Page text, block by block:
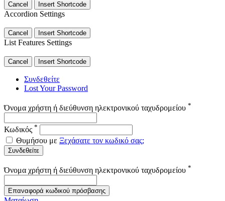
Cancel Insert Shortcode
Accordion Settings
Cancel Insert Shortcode
List Features Settings
Cancel Insert Shortcode
Συνδεθείτε
Lost Your Password
Όνομα χρήστη ή διεύθυνση ηλεκτρονικού ταχυδρομείου *
Κωδικός *
Θυμήσου με Ξεχάσατε τον κωδικό σας;
Συνδεθείτε
Όνομα χρήστη ή διεύθυνση ηλεκτρονικού ταχυδρομείου *
Επαναφορά κωδικού πρόσβασης